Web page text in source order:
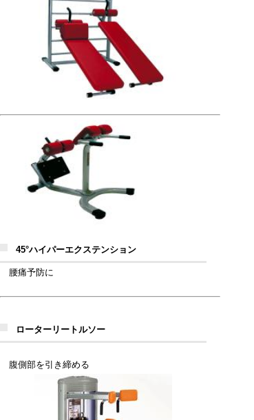
45°ハイパーエクステンション
腰痛予防に
ローターリートルソー
腹側部を引き締める